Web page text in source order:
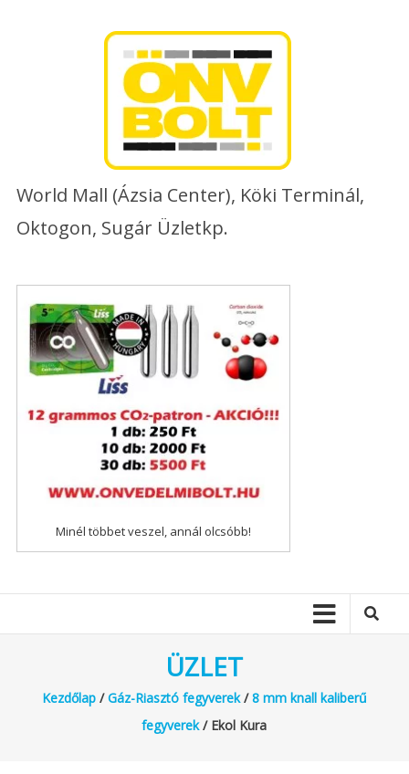
World Mall (Ázsia Center), Köki Terminál,
Oktogon, Sugár Üzletkp.
Minél többet veszel, annál olcsóbb!
ÜZLET
Kezdőlap/Gáz-Riasztó fegyverek/8 mm knall kaliberű
fegyverek/ Ekol Kura